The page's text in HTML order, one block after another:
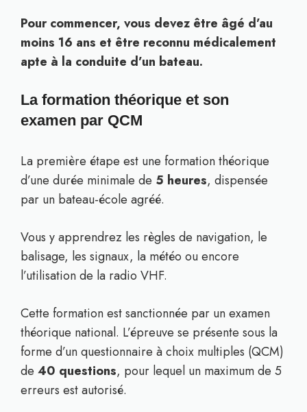
Pour commencer, vous devez être âgé d’au
moins 16 ans et être reconnu médicalement
apte à la conduite d’un bateau.
La formation théorique et son
examen par QCM
La première étape est une formation théorique
d’une durée minimale de 5 heures, dispensée
par un bateau-école agréé.
Vous y apprendrez les règles de navigation, le
balisage, les signaux, la météo ou encore
l’utilisation de la radio VHF.
Cette formation est sanctionnée par un examen
théorique national. L’épreuve se présente sous la
forme d’un questionnaire à choix multiples (QCM)
de 40 questions, pour lequel un maximum de 5
erreurs est autorisé.